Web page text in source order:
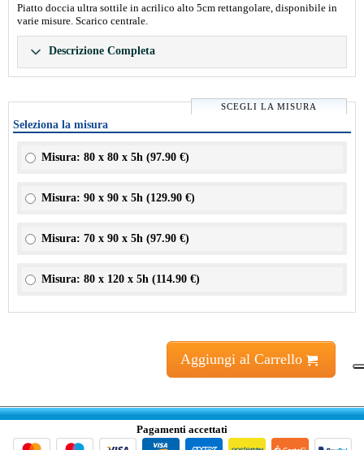
Piatto doccia ultra sottile in acrilico alto 5cm rettangolare, disponibile in
varie misure. Scarico centrale.
Descrizione Completa
SCEGLI LA MISURA
Seleziona la misura
Misura: 80 x 80 x 5h (97.90 €)
Misura: 90 x 90 x 5h (129.90 €)
Misura: 70 x 90 x 5h (97.90 €)
Misura: 80 x 120 x 5h (114.90 €)
Aggiungi al Carrello
Pagamenti accettati